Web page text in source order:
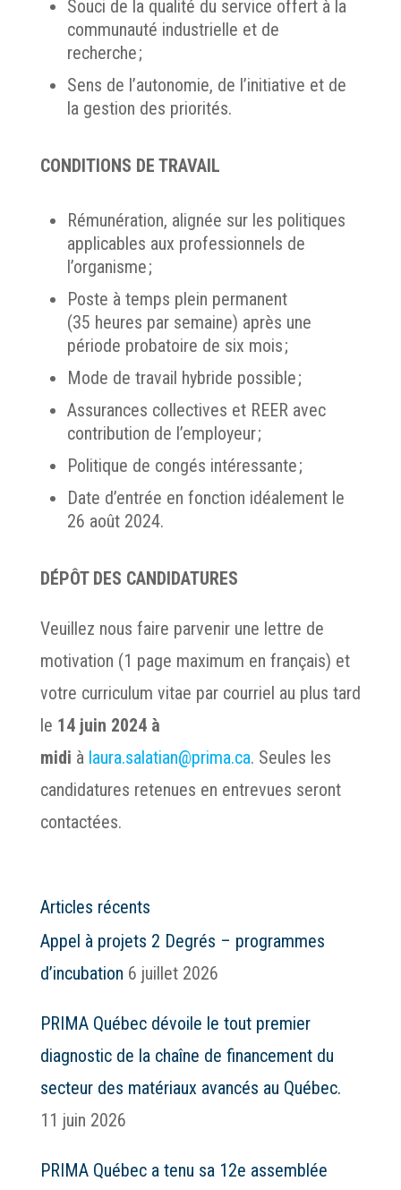
Souci de la qualité du service offert à la
communauté industrielle et de
recherche ;
Sens de l’autonomie, de l’initiative et de
la gestion des priorités.
CONDITIONS DE TRAVAIL
Rémunération, alignée sur les politiques
applicables aux professionnels de
l’organisme ;
Poste à temps plein permanent
(35 heures par semaine) après une
période probatoire de six mois ;
Mode de travail hybride possible ;
Assurances collectives et REER avec
contribution de l’employeur ;
Politique de congés intéressante ;
Date d’entrée en fonction idéalement le
26 août 2024.
DÉPÔT DES CANDIDATURES
Veuillez nous faire parvenir une lettre de
motivation (1 page maximum en français) et
votre curriculum vitae par courriel au plus tard
le 14 juin 2024 à
midi à laura.salatian@prima.ca. Seules les
candidatures retenues en entrevues seront
contactées.
Articles récents
Appel à projets 2 Degrés – programmes
d’incubation 6 juillet 2026
PRIMA Québec dévoile le tout premier
diagnostic de la chaîne de financement du
secteur des matériaux avancés au Québec.
11 juin 2026
PRIMA Québec a tenu sa 12e assemblée